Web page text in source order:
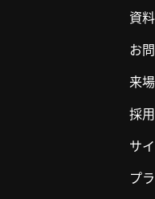
資
お
来
採
サ
プ